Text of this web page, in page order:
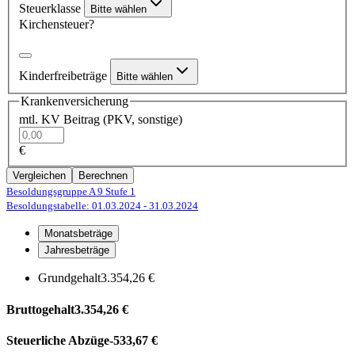
Steuerklasse Bitte wählen
Kirchensteuer?
Kinderfreibeträge Bitte wählen
Krankenversicherung
mtl. KV Beitrag (PKV, sonstige)
€
Vergleichen
Berechnen
Besoldungsgruppe A 9 Stufe 1
Besoldungstabelle: 01.03.2024 - 31.03.2024
Monatsbeträge
Jahresbeträge
Grundgehalt3.354,26 €
Bruttogehalt3.354,26 €
Steuerliche Abzüge-533,67 €